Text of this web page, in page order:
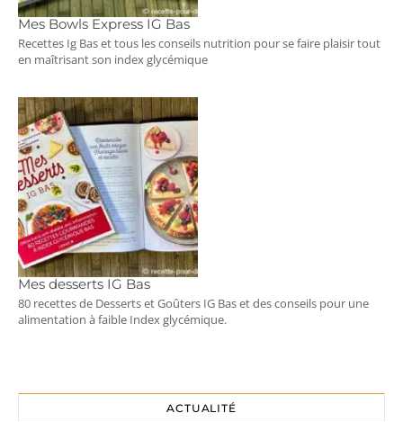
Mes Bowls Express IG Bas
Recettes Ig Bas et tous les conseils nutrition pour se faire plaisir tout
en maîtrisant son index glycémique
Mes desserts IG Bas
80 recettes de Desserts et Goûters IG Bas et des conseils pour une
alimentation à faible Index glycémique.
ACTUALITÉ